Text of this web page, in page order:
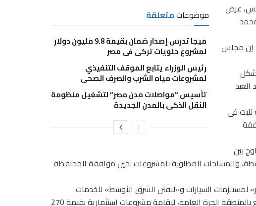
موضوعاتمتعلقة
ميجا تدرس إصدار ضمان بقيمة 9.8 مليون دولار
لمشروع حلويات تركى فى مصر
رئيس الوزراء يتابع الموقف التنفيذي
لمشروعات مياه الشرب والصرف الصحي
تأسيس “مواصلات مدن مصر” لتشغيل منظومة
النقل الذكي بالمدن الجديدة
عرض
محمد
إن مجلس
فى
بين
الأنشطة، والمساحات المطلوبة للمشروعات لحين موافقة المحافظة
لمستلزمات السيارات و«لافتن الشرق الأوسط» للخدمات
البترولية، بطلبات للحصول على مساحة 5 آلاف متر مربع بالمنطقة الحرة العامة، لإقامة مشروعات استثمارية بقيمة 270